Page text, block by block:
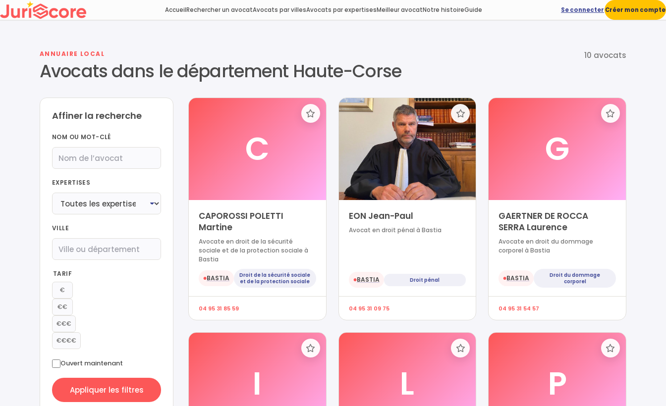
AccueilRechercher un avocatAvocats par villesAvocats par expertisesMeilleur avocatNotre histoireGuide Se connecter Créer mon compte
ANNUAIRE LOCAL
Avocats dans le département Haute-Corse
10 avocats
Affiner la recherche
NOM OU MOT-CLÉ
EXPERTISES
VILLE
TARIF
€
€€
€€€
€€€€
Ouvert maintenant
Appliquer les filtres
C
CAPOROSSI POLETTI
Martine
Avocate en droit de la sécurité
sociale et de la protection sociale à
Bastia
●BASTIA
Droit de la sécurité sociale
et de la protection sociale
04 95 31 85 59
EON Jean-Paul
Avocat en droit pénal à Bastia
●BASTIA Droit pénal
04 95 31 09 75
G
GAERTNER DE ROCCA
SERRA Laurence
Avocate en droit du dommage
corporel à Bastia
●BASTIA
Droit du dommage
corporel
04 95 31 54 57
I L P